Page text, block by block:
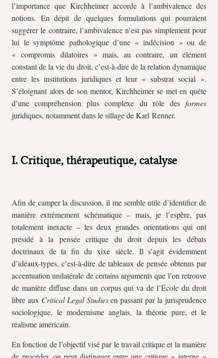
l’importance que Kirchheimer accorde à l’ambivalence des
notions. En dépit de quelques formulations qui pourraient
suggérer le contraire, l’ambivalence n’est pas simplement pour
lui le symptôme pathologique d’une « indécision » ou de
« compromis dilatoires » mais, au contraire, un élément
constant de la vie du droit, c’est-à-dire de la relation dynamique
entre les institutions juridiques et leur « substrat social ».
S’éloignant alors de son mentor, Kirchheimer se met en quête
d’une compréhension plus complexe du rôle des formes
juridiques, notamment dans le sillage de Karl Renner.
I. Critique, thérapeutique, catalyse
Afin de camper la discussion, il me semble utile d’identifier de
manière extrêmement schématique – mais, je l’espère, pas
totalement inexacte – les deux grandes orientations qui ont
présidé à la pensée critique du droit depuis les débats
doctrinaux de la fin duxixe siècle. Il s’agit évidemment
d’idéaux-types, c’est-à-dire de tableaux de pensée obtenus par
accentuation unilatérale de certains arguments que l’on retrouve
de manière diffuse dans un corpus qui va de l’École du droit
libre aux Critical Legal Studiesen passant par la jurisprudence
sociologique, le modernisme anglais, la théorie pure, et le
réalisme américain.
En fonction de l’objectif visé par le travail critique et la manière